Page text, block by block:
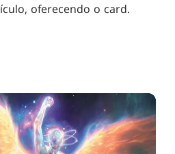
oferecendo o card.